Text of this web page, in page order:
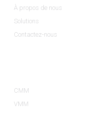
À propos de nous
Solutions
Contactez-nous
CMM
VMM